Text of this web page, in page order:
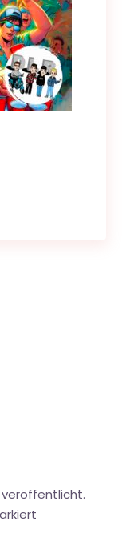
veröffentlicht.